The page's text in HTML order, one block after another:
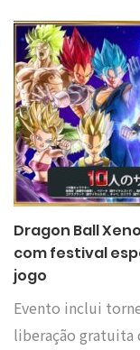
Dragon Ball
com festival
jogo
Evento inclui
liberação gratuita